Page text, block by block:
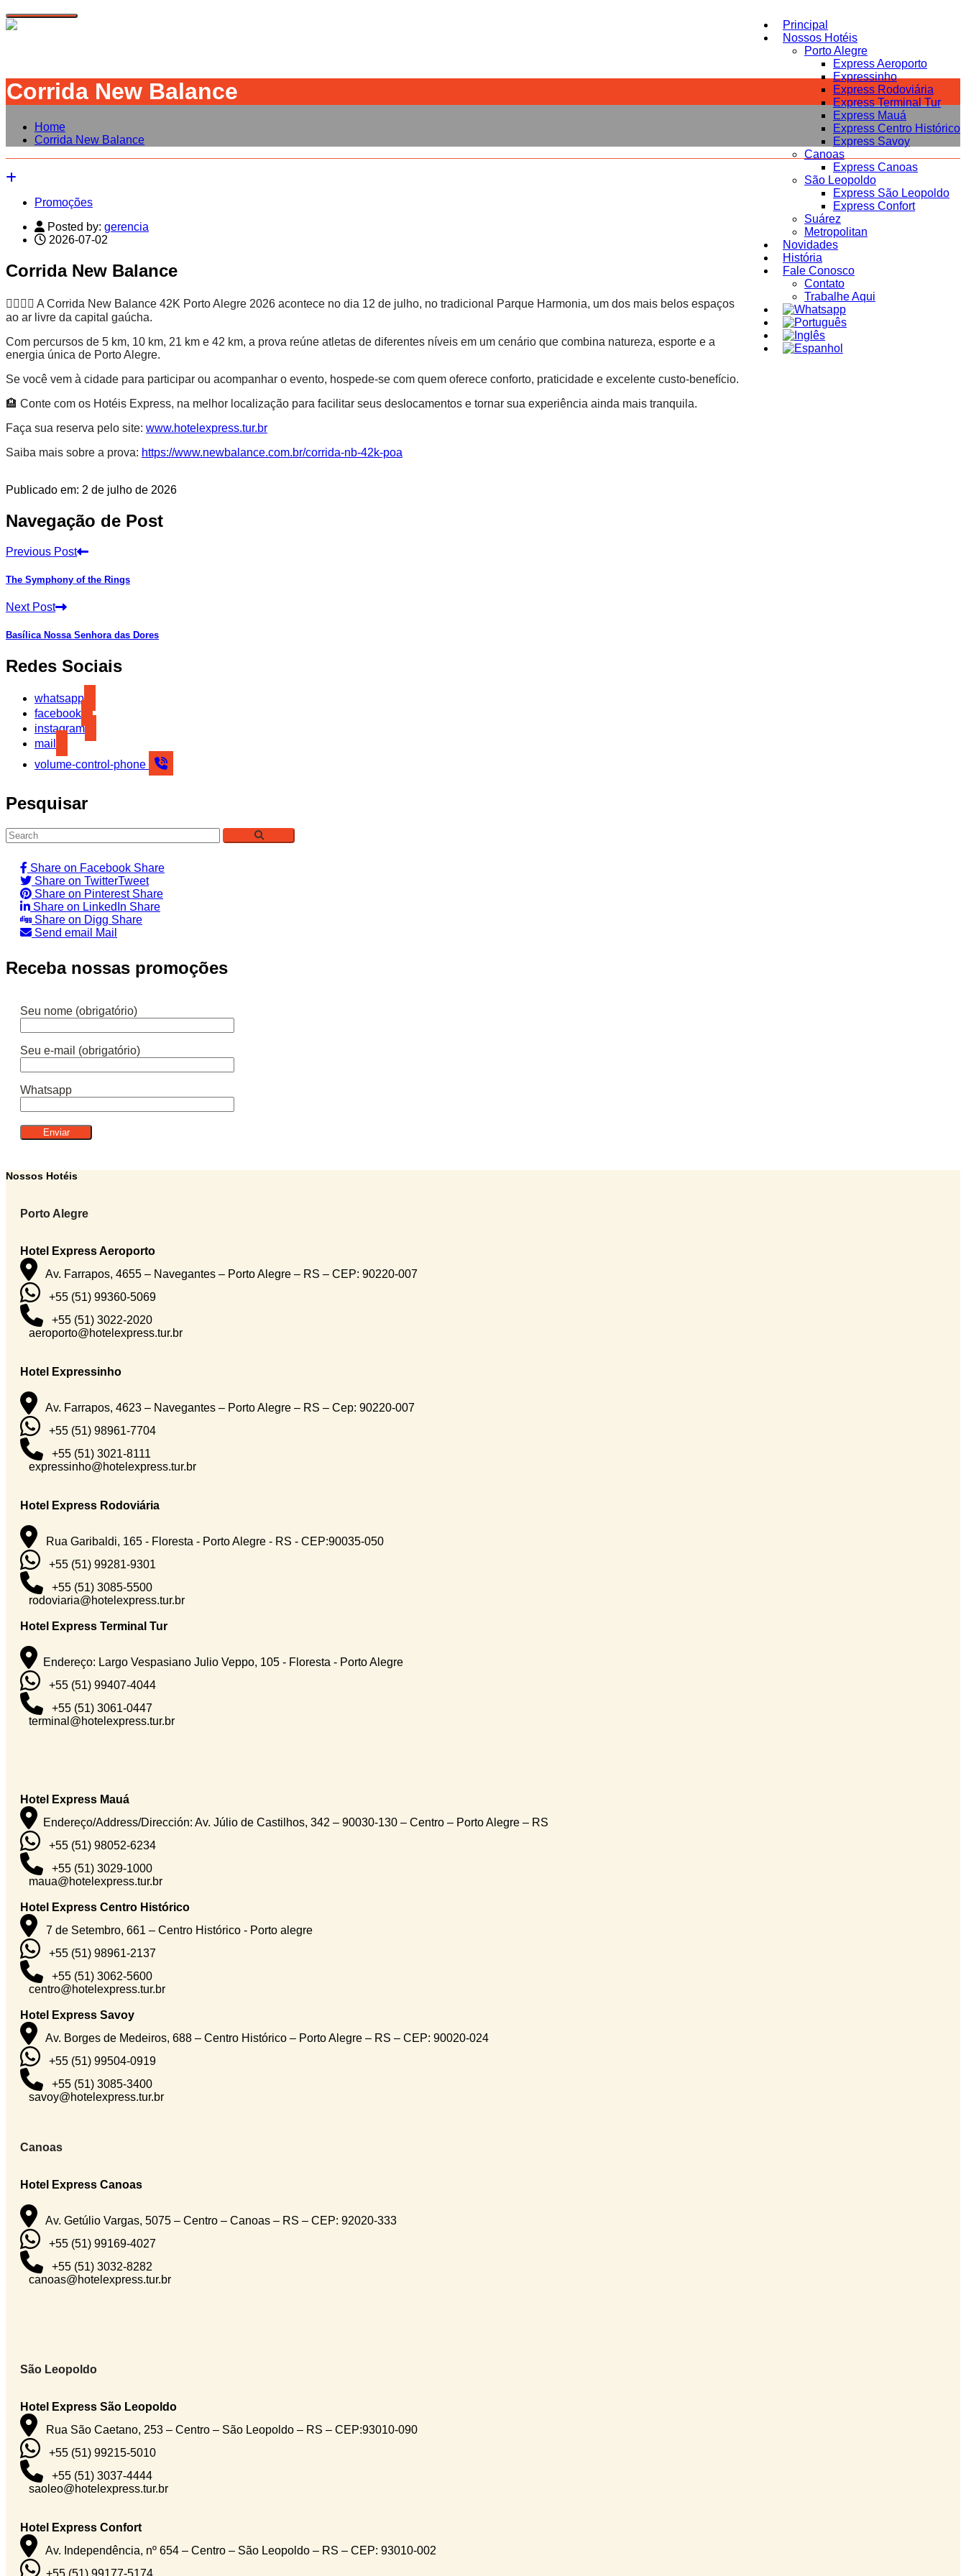
Toggle navigation
Principal
Nossos Hotéis
Porto Alegre
Express Aeroporto
Expressinho
Express Rodoviária
Express Terminal Tur
Express Mauá
Express Centro Histórico
Express Savoy
Canoas
Express Canoas
São Leopoldo
Express São Leopoldo
Express Confort
Suárez
Metropolitan
Novidades
História
Fale Conosco
Contato
Trabalhe Aqui
Corrida New Balance
Home
Corrida New Balance
Promoções
Posted by: gerencia
2026-07-02
Corrida New Balance
🏃‍♂️🏃‍♀️ A Corrida New Balance 42K Porto Alegre 2026 acontece no dia 12 de julho, no tradicional Parque Harmonia, um dos mais belos espaços
ao ar livre da capital gaúcha.
Com percursos de 5 km, 10 km, 21 km e 42 km, a prova reúne atletas de diferentes níveis em um cenário que combina natureza, esporte e a
energia única de Porto Alegre.
Se você vem à cidade para participar ou acompanhar o evento, hospede-se com quem oferece conforto, praticidade e excelente custo-benefício.
🏨 Conte com os Hotéis Express, na melhor localização para facilitar seus deslocamentos e tornar sua experiência ainda mais tranquila.
Faça sua reserva pelo site: www.hotelexpress.tur.br
Saiba mais sobre a prova: https://www.newbalance.com.br/corrida-nb-42k-poa
Publicado em: 2 de julho de 2026
Navegação de Post
Previous Post
The Symphony of the Rings
Next Post
Basílica Nossa Senhora das Dores
Redes Sociais
whatsapp
facebook
instagram
mail
volume-control-phone
Pesquisar
Share on Facebook Share
Share on TwitterTweet
Share on Pinterest Share
Share on LinkedIn Share
Share on Digg Share
Send email
Mail
Receba nossas promoções
Seu nome (obrigatório)
Seu e-mail (obrigatório)
Whatsapp
Nossos Hotéis
Porto Alegre
Hotel Express Aeroporto
Av. Farrapos, 4655 – Navegantes – Porto Alegre – RS – CEP: 90220-007
+55 (51) 99360-5069
+55 (51) 3022-2020
aeroporto@hotelexpress.tur.br
Hotel Expressinho
Av. Farrapos, 4623 – Navegantes – Porto Alegre – RS – Cep: 90220-007
+55 (51) 98961-7704
+55 (51) 3021-8111
expressinho@hotelexpress.tur.br
Hotel Express Rodoviária
Rua Garibaldi, 165 - Floresta - Porto Alegre - RS - CEP:90035-050
+55 (51) 99281-9301
+55 (51) 3085-5500
rodoviaria@hotelexpress.tur.br
Hotel Express Terminal Tur
Endereço: Largo Vespasiano Julio Veppo, 105 - Floresta - Porto Alegre
+55 (51) 99407-4044
+55 (51) 3061-0447
terminal@hotelexpress.tur.br
Hotel Express Mauá
Endereço/Address/Dirección: Av. Júlio de Castilhos, 342 – 90030-130 – Centro – Porto Alegre – RS
+55 (51) 98052-6234
+55 (51) 3029-1000
maua@hotelexpress.tur.br
Hotel Express Centro Histórico
7 de Setembro, 661 – Centro Histórico - Porto alegre
+55 (51) 98961-2137
+55 (51) 3062-5600
centro@hotelexpress.tur.br
Hotel Express Savoy
Av. Borges de Medeiros, 688 – Centro Histórico – Porto Alegre – RS – CEP: 90020-024
+55 (51) 99504-0919
+55 (51) 3085-3400
savoy@hotelexpress.tur.br
Canoas
Hotel Express Canoas
Av. Getúlio Vargas, 5075 – Centro – Canoas – RS – CEP: 92020-333
+55 (51) 99169-4027
+55 (51) 3032-8282
canoas@hotelexpress.tur.br
São Leopoldo
Hotel Express São Leopoldo
Rua São Caetano, 253 – Centro – São Leopoldo – RS – CEP:93010-090
+55 (51) 99215-5010
+55 (51) 3037-4444
saoleo@hotelexpress.tur.br
Hotel Express Confort
Av. Independência, nº 654 – Centro – São Leopoldo – RS – CEP: 93010-002
+55 (51) 99177-5174